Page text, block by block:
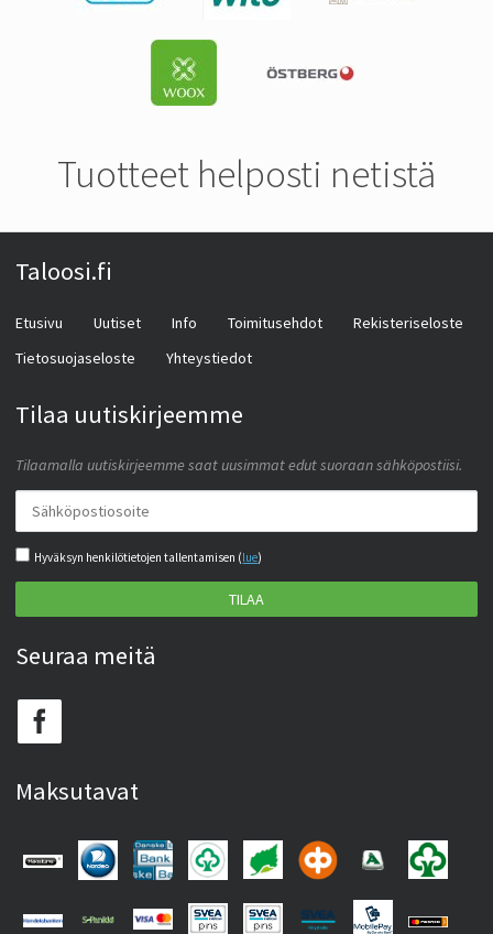
Tuotteet helposti netistä
Taloosi.fi
Etusivu Uutiset Info Toimitusehdot
Rekisteriseloste
Tietosuojaseloste
Yhteystiedot
Tilaa uutiskirjeemme
Tilaamalla uutiskirjeemme saat uusimmat edut suoraan sähköpostiisi.
Hyväksyn henkilötietojen tallentamisen (lue)
TILAA
Seuraa meitä
Maksutavat